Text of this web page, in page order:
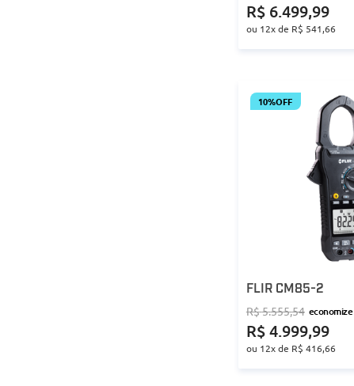
R$ 6.499,99
ou 12x de R$ 541,66
10%OFF
FLIR CM85-2
R$5.555,54 economize
R$ 4.999,99
ou 12x de R$ 416,66